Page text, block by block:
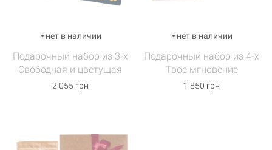
нет в наличии
Подарочный набор из 3-х
Свободная и цветущая
2 055 грн
нет в наличии
Подарочный набор из 4-х
Твое мгновение
1 850 грн